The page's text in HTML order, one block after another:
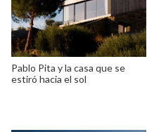
Pablo Pita y la casa que se
estiró hacia el sol